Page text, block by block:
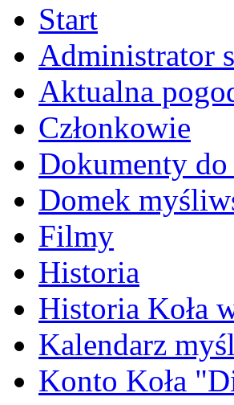
Start
Administrator
Aktualna
Członkowie
Dokumenty
Domek
Filmy
Historia
Historia Koła
Kalendarz
Konto Koła